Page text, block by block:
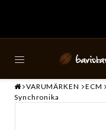
VARUMÄRKEN ECM
Synchronika